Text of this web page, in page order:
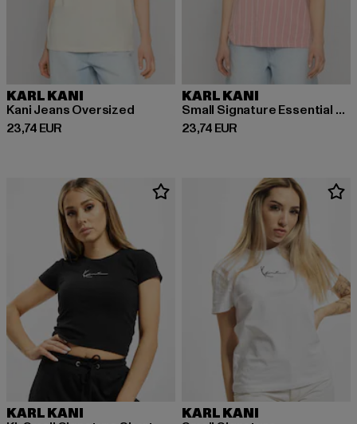
KARL KANI
Kani Jeans Oversized
23,74 EUR
Derzeitiger Preis: 23,74 EUR
KARL KANI
Small Signature Essential Pinstripe OS Tee
23,74 EUR
Derzeitiger Preis: 23,74 EUR
KARL KANI KARL KANI